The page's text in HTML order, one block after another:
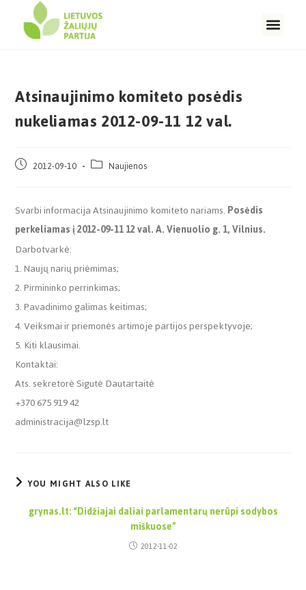
Atsinaujinimo komiteto posėdis
nukeliamas 2012-09-11 12 val.
2012-09-10 Naujienos
Svarbi informacija Atsinaujinimo komiteto nariams.Posėdis
perkeliamas į 2012-09-11 12 val. A. Vienuolio g. 1, Vilnius.
Darbotvarkė:
1. Naujų narių priėmimas;
2. Pirmininko perrinkimas;
3. Pavadinimo galimas keitimas;
4. Veiksmai ir priemonės artimoje partijos perspektyvoje;
5. Kiti klausimai.
Kontaktai:
Ats. sekretorė Sigutė Dautartaitė
+370 675 919 42
administracija@lzsp.lt
YOU MIGHT ALSO LIKE
grynas.lt: “Didžiajai daliai parlamentarų nerūpi sodybos
miškuose”
2012-11-02